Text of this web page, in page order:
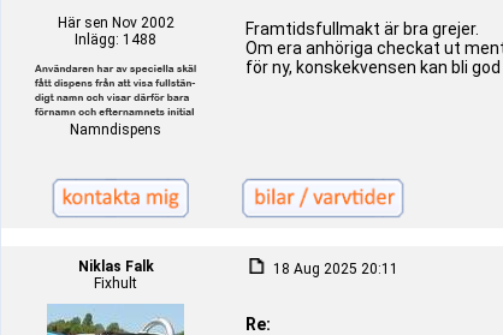
Här sen Nov 2002
Inlägg: 1488
Namndispens
Framtidsfullmakt är bra grejer.
Om era anhöriga checkat ut
för ny, konskekvensen kan bli god
Niklas Falk
Fixhult
18 Aug 2025 20:11
Re: